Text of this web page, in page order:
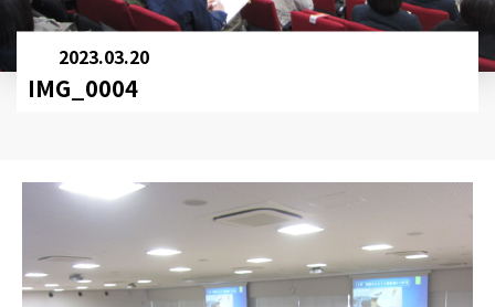
2023.03.20
IMG_0004